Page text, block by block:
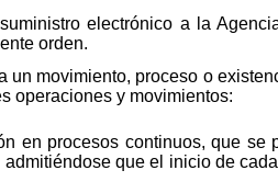
electrónico a la
orden.
movimiento, proceso o
operaciones y movimientos:
en procesos continuos, que se
que el inicio de